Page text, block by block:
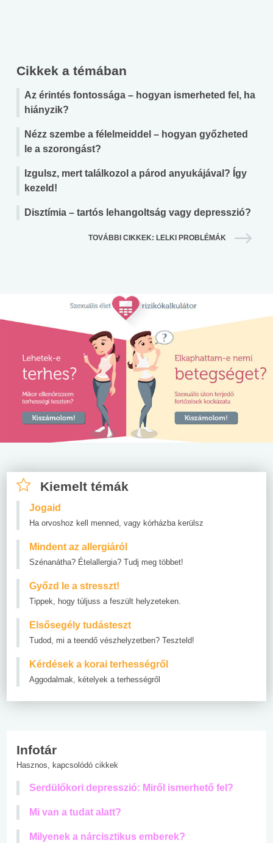
Cikkek a témában
Az érintés fontossága – hogyan ismerheted fel, ha
hiányzik?
Nézz szembe a félelmeiddel – hogyan győzheted
le a szorongást?
Izgulsz, mert találkozol a párod anyukájával? Így
kezeld!
Disztímia – tartós lehangoltság vagy depresszió?
TOVÁBBI CIKKEK: LELKI PROBLÉMÁK
Kiemelt témák
Jogaid
Ha orvoshoz kell menned, vagy kórházba kerülsz
Mindent az allergiáról
Szénanátha? Ételallergia? Tudj meg többet!
Győzd le a stresszt!
Tippek, hogy túljuss a feszült helyzeteken.
Elsősegély tudásteszt
Tudod, mi a teendő vészhelyzetben? Teszteld!
Kérdések a korai terhességről
Aggodalmak, kételyek a terhességről
Infotár
Hasznos, kapcsolódó cikkek
Serdülőkori depresszió: Miről ismerhető fel?
Mi van a tudat alatt?
Milyenek a nárcisztikus emberek?